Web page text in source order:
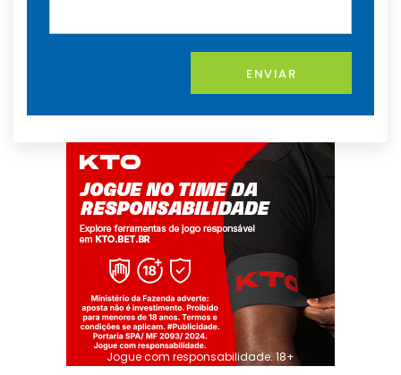
ENVIAR
Jogue com responsabilidade. 18+